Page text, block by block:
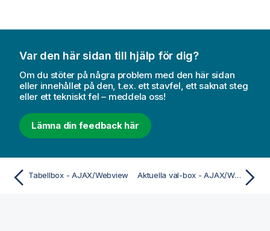
Var den här sidan till hjälp för dig?
Om du stöter på några problem med den här sidan
eller innehållet på den, t.ex. ett stavfel, ett saknat steg
eller ett tekniskt fel – meddela oss!
Lämna din feedback här
Tabellbox - AJAX/Webview Aktuella val-box - AJAX/Webview